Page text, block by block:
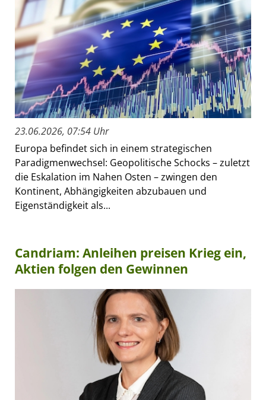
23.06.2026, 07:54 Uhr
Europa befindet sich in einem strategischen
Paradigmenwechsel: Geopolitische Schocks – zuletzt
die Eskalation im Nahen Osten – zwingen den
Kontinent, Abhängigkeiten abzubauen und
Eigenständigkeit als...
Candriam: Anleihen preisen Krieg ein,
Aktien folgen den Gewinnen